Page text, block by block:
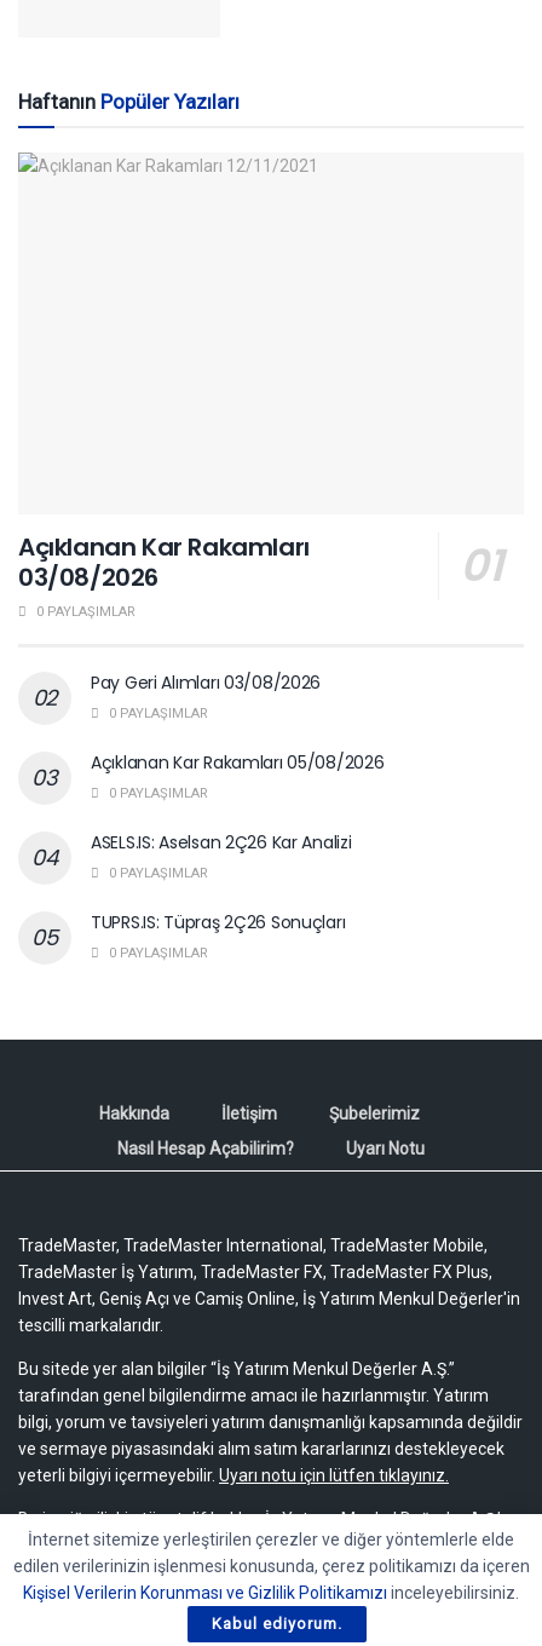
Haftanın Popüler Yazıları
Açıklanan Kar Rakamları
03/08/2026
0 PAYLAŞIMLAR
Pay Geri Alımları 03/08/2026
0 PAYLAŞIMLAR
Açıklanan Kar Rakamları 05/08/2026
0 PAYLAŞIMLAR
ASELS.IS: Aselsan 2Ç26 Kar Analizi
0 PAYLAŞIMLAR
TUPRS.IS: Tüpraş 2Ç26 Sonuçları
0 PAYLAŞIMLAR
Hakkında İletişim
Şubelerimiz
Nasıl Hesap Açabilirim?
Uyarı Notu
TradeMaster, TradeMaster International, TradeMaster Mobile,
TradeMaster İş Yatırım, TradeMaster FX, TradeMaster FX Plus,
Invest Art, Geniş Açı ve Camiş Online, İş Yatırım Menkul Değerler'in
tescilli markalarıdır.
Bu sitede yer alan bilgiler “İş Yatırım Menkul Değerler A.Ş.”
tarafından genel bilgilendirme amacı ile hazırlanmıştır. Yatırım
bilgi, yorum ve tavsiyeleri yatırım danışmanlığı kapsamında değildir
ve sermaye piyasasındaki alım satım kararlarınızı destekleyecek
yeterli bilgiyi içermeyebilir. Uyarı notu için lütfen tıklayınız.
Bu içeriğe ilişkin tüm telif hakları İş Yatırım Menkul Değerler A.Ş.’ye
aittir. Bu içerik, açık iznimiz olmaksızın başkaları tarafından
herhangi bir amaçla, kısmen veya tamamen çoğaltılamaz,
dağıtılamaz, yayımlanamaz veya değiştirilemez.
İnternet sitemize yerleştirilen çerezler ve diğer yöntemlerle elde
edilen verilerinizin işlenmesi konusunda, çerez politikamızı da içeren
Kişisel Verilerin Korunması ve Gizlilik Politikamızı inceleyebilirsiniz.
Kabul ediyorum.